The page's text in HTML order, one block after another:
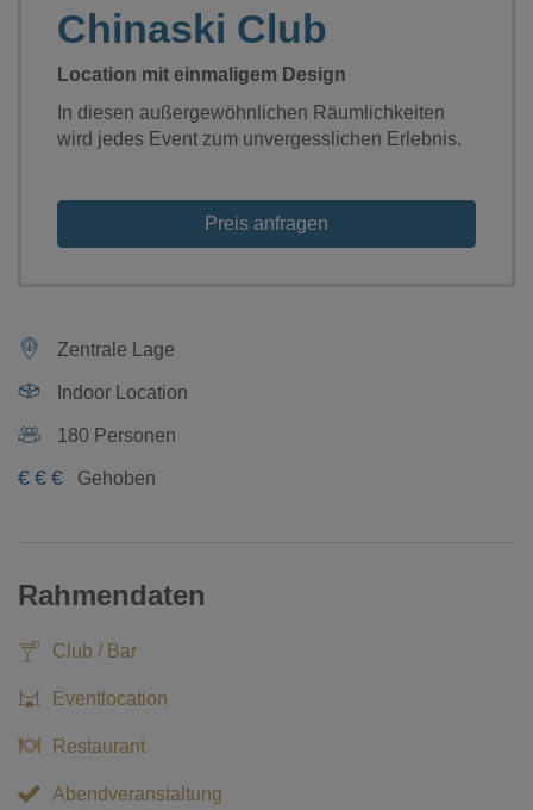
Chinaski Club
Location mit einmaligem Design
In diesen außergewöhnlichen Räumlichkeiten
wird jedes Event zum unvergesslichen Erlebnis.
Preis anfragen
Zentrale Lage
Indoor Location
180 Personen
€ € € Gehoben
Rahmendaten
Club / Bar
Eventlocation
Restaurant
Abendveranstaltung